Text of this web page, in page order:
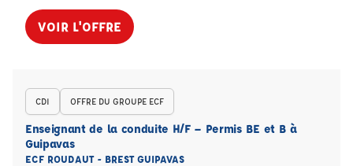
VOIR L'OFFRE
CDI OFFRE DU GROUPE ECF
Enseignant de la conduite H/F – Permis BE et B à
Guipavas
ECF ROUDAUT - BREST GUIPAVAS